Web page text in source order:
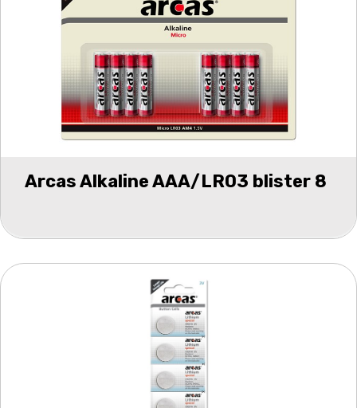
Arcas Alkaline AAA/LR03 blister 8